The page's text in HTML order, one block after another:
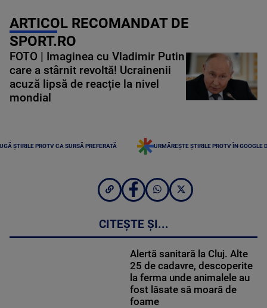
ARTICOL RECOMANDAT DE
SPORT.RO
FOTO | Imaginea cu Vladimir Putin
care a stârnit revoltă! Ucrainenii
acuză lipsă de reacție la nivel
mondial
ȘTIRILE PROTV CA SURSĂ PREFERATĂ URMĂREȘTE ȘTIRILE PROTV ÎN GOOGLE
CITEȘTE ȘI...
Alertă sanitară la Cluj. Alte
25 de cadavre, descoperite
la ferma unde animalele au
fost lăsate să moară de
foame